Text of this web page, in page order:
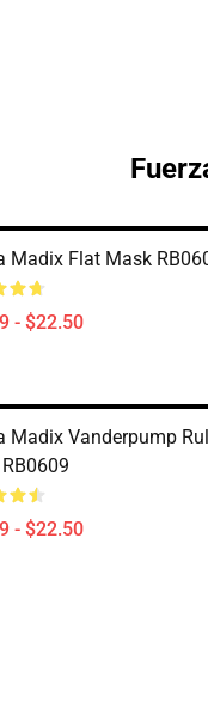
Madix Flat Mask
- $22.50
Madix Vanderpump
- $22.50